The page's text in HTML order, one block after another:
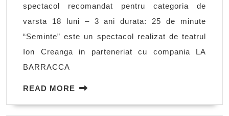
spectacol recomandat pentru categoria de
varsta 18 luni – 3 ani durata: 25 de minute
“Seminte” este un spectacol realizat de teatrul
Ion Creanga in parteneriat cu compania LA
BARRACCA
READ MORE READ